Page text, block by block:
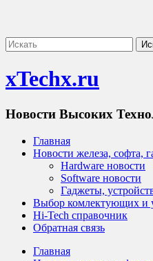
xTechx.ru
Новости Высоких
Главная
Новости железа, софта,
Hardware новости
Software новости
Гаджеты,
Выбор комлектующих и
Hi-Tech справочник
Обратная связь
Главная